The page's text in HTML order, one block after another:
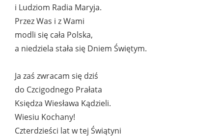
i Ludziom Radia Maryja.
Przez Was i z Wami
modli się cała Polska,
a niedziela stała się Dniem Świętym.
Ja zaś zwracam się dziś
do Czcigodnego Prałata
Księdza Wiesława Kądzieli.
Wiesiu Kochany!
Czterdzieści lat w tej Świątyni